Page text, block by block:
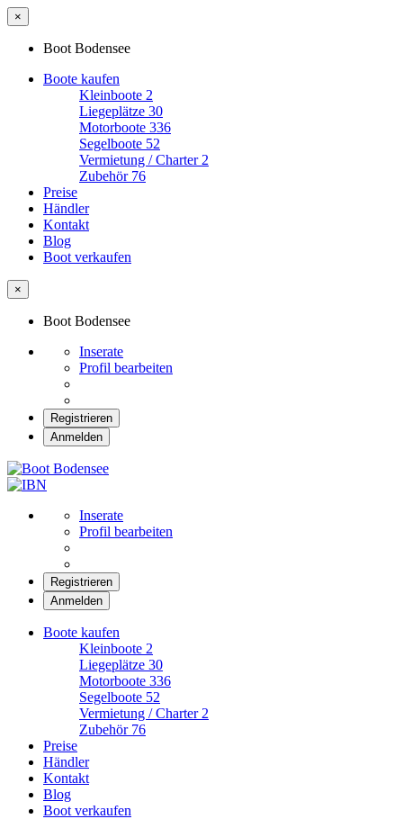
×
Boot Bodensee
Boote kaufen
Kleinboote 2
Liegeplätze 30
Motorboote 336
Segelboote 52
Vermietung / Charter 2
Zubehör 76
Preise
Händler
Kontakt
Blog
Boot verkaufen
×
Boot Bodensee
Inserate
Profil bearbeiten
Registrieren
Anmelden
Inserate
Profil bearbeiten
Registrieren
Anmelden
Boote kaufen
Kleinboote 2
Liegeplätze 30
Motorboote 336
Segelboote 52
Vermietung / Charter 2
Zubehör 76
Preise
Händler
Kontakt
Blog
Boot verkaufen